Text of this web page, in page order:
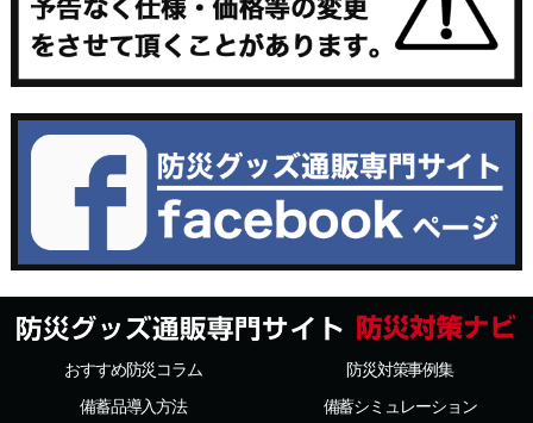
おすすめ防災コラム
防災対策事例集
備蓄品導入方法
備蓄シミュレーション